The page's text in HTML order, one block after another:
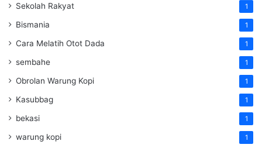
Sekolah Rakyat 1
Bismania 1
Cara Melatih Otot Dada 1
sembahe 1
Obrolan Warung Kopi 1
Kasubbag 1
bekasi 1
warung kopi 1